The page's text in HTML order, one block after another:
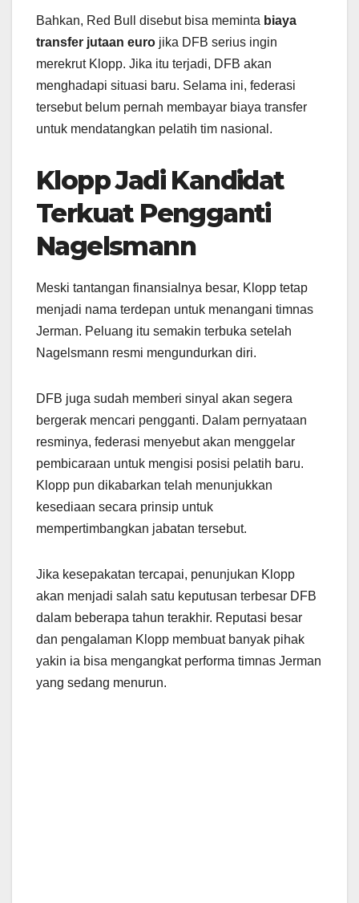
Bahkan, Red Bull disebut bisa meminta biaya
transfer jutaan euro jika DFB serius ingin
merekrut Klopp. Jika itu terjadi, DFB akan
menghadapi situasi baru. Selama ini, federasi
tersebut belum pernah membayar biaya transfer
untuk mendatangkan pelatih tim nasional.
Klopp Jadi Kandidat
Terkuat Pengganti
Nagelsmann
Meski tantangan finansialnya besar, Klopp tetap
menjadi nama terdepan untuk menangani timnas
Jerman. Peluang itu semakin terbuka setelah
Nagelsmann resmi mengundurkan diri.
DFB juga sudah memberi sinyal akan segera
bergerak mencari pengganti. Dalam pernyataan
resminya, federasi menyebut akan menggelar
pembicaraan untuk mengisi posisi pelatih baru.
Klopp pun dikabarkan telah menunjukkan
kesediaan secara prinsip untuk
mempertimbangkan jabatan tersebut.
Jika kesepakatan tercapai, penunjukan Klopp
akan menjadi salah satu keputusan terbesar DFB
dalam beberapa tahun terakhir. Reputasi besar
dan pengalaman Klopp membuat banyak pihak
yakin ia bisa mengangkat performa timnas Jerman
yang sedang menurun.